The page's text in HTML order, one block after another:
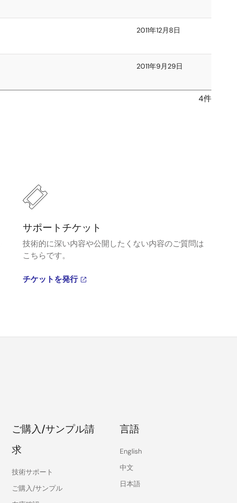
2011年12月8日
2011年9月29日
4件
サポートチケット
技術的に深い内容や公開したくない内容のご質問は
こちらです。
チケットを発行
ご購入/サンプル請
求
技術サポート
ご購入/サンプル
言語
English
中文
日本語